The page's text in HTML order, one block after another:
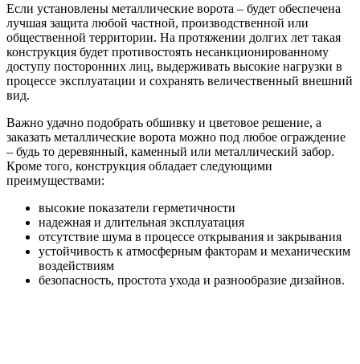
Если установлены металлические ворота – будет обеспечена
лучшая защита любой частной, производственной или
общественной территории. На протяжении долгих лет такая
конструкция будет противостоять несанкционированному
доступу посторонних лиц, выдерживать высокие нагрузки в
процессе эксплуатации и сохранять величественный внешний
вид.
Важно удачно подобрать обшивку и цветовое решение, а
заказать металлические ворота можно под любое ограждение
– будь то деревянный, каменный или металлический забор.
Кроме того, конструкция обладает следующими
преимуществами:
высокие показатели герметичности
надежная и длительная эксплуатация
отсутствие шума в процессе открывания и закрывания
устойчивость к атмосферным факторам и механическим
воздействиям
безопасность, простота ухода и разнообразие дизайнов.